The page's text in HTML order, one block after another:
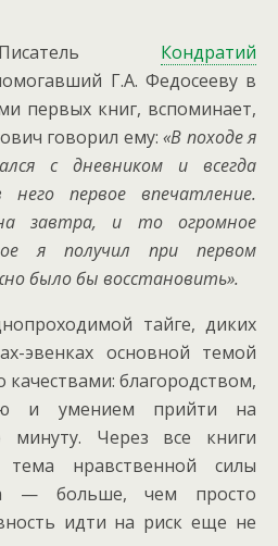
Писатель Кондратий
Г.А. Федосееву в
первых книг, вспоминает,
говорил ему:«В походе я
с дневником и всегда
первое впечатление.
завтра, и то огромное
я получил при первом
было бы восстановить».
тайге, диких
эвенках основной темой
качествами: благородством,
и умением прийти на
Через все книги
тема нравственной силы
— больше, чем просто
идти на риск еще не